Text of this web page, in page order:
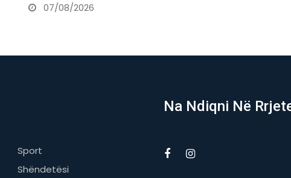
07/08/2026
Sport
Shëndetësi
Na Ndiqni Në